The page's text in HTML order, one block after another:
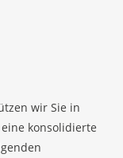
wir Sie in
konsolidierte